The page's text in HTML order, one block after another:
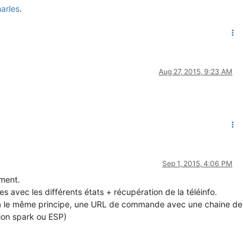
.
Aug 27, 2015, 9:23 AM
Sep 1, 2015, 4:06 PM
avec les différents états + récupération de la téléinfo.
même principe, une URL de commande avec une chaine de
spark ou ESP)